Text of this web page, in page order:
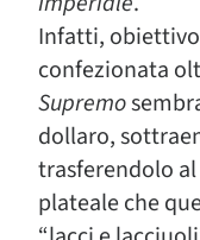
Infatti,
confezionata
Supremo
dollaro,
trasferendolo
plateale che